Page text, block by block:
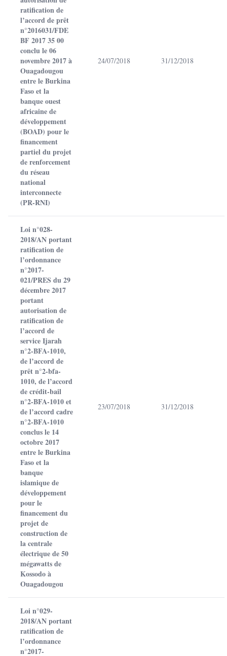
ratification de
l’accord de prêt
n°2016031/FDE
BF 2017 35 00
conclu le 06
novembre 2017 à
Ouagadougou
entre le Burkina
Faso et la
banque ouest
africaine de
développement
(BOAD) pour le
financement
partiel du projet
de renforcement
du réseau
national
interconnecte
(PR-RNI)
24/07/2018 31/12/2018
Loi n°028-
2018/AN portant
ratification de
l’ordonnance
n°2017-
021/PRES du 29
décembre 2017
portant
autorisation de
ratification de
l’accord de
service Ijarah
n°2-BFA-1010,
de l’accord de
prêt n°2-bfa-
1010, de l’accord
de crédit-bail
n°2-BFA-1010 et
de l’accord cadre
n°2-BFA-1010
conclus le 14
octobre 2017
entre le Burkina
Faso et la
banque
islamique de
développement
pour le
financement du
projet de
construction de
la centrale
électrique de 50
mégawatts de
Kossodo à
Ouagadougou
23/07/2018 31/12/2018
Loi n°029-
2018/AN portant
ratification de
l’ordonnance
n°2017-